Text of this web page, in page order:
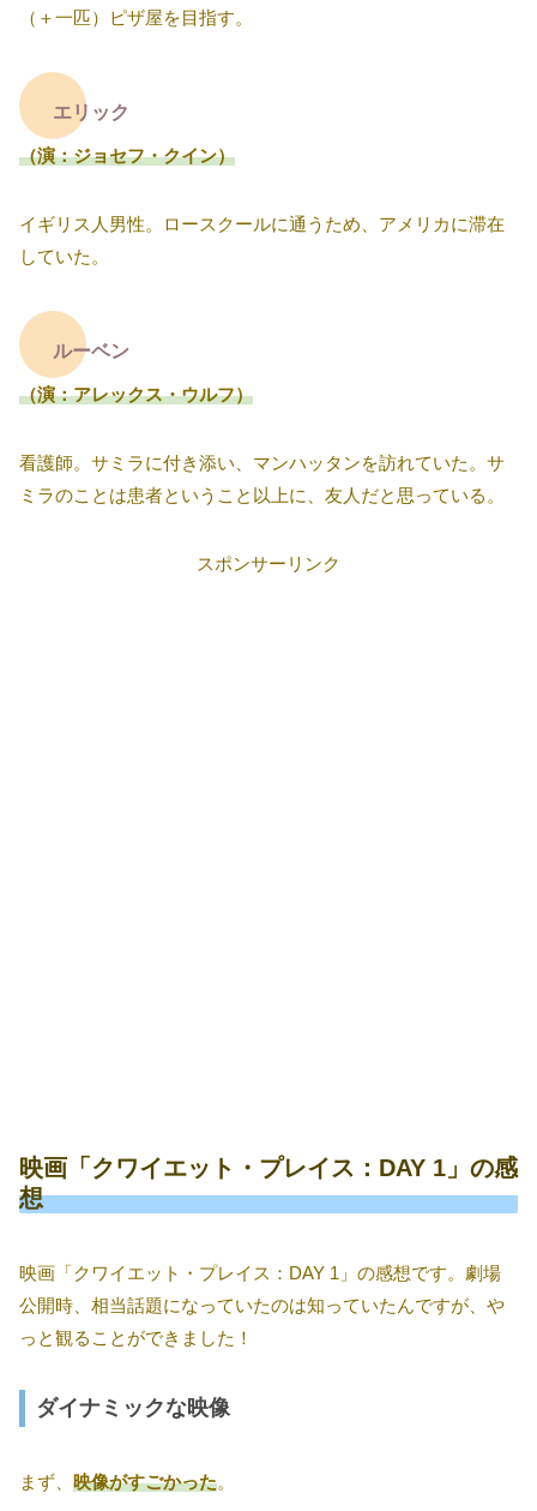
（＋一匹）ピザ屋を目指す。
エリック
（演：ジョセフ・クイン）
イギリス人男性。ロースクールに通うため、アメリカに滞在
していた。
ルーベン
（演：アレックス・ウルフ）
看護師。サミラに付き添い、マンハッタンを訪れていた。サ
ミラのことは患者ということ以上に、友人だと思っている。
スポンサーリンク
映画「クワイエット・プレイス：DAY 1」の感
想
映画「クワイエット・プレイス：DAY 1」の感想です。劇場
公開時、相当話題になっていたのは知っていたんですが、や
っと観ることができました！
ダイナミックな映像
まず、 映像がすごかった。